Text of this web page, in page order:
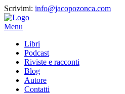
Scrivimi: info@jacopozonca.com
Menu
Libri
Podcast
Riviste e racconti
Blog
Autore
Contatti